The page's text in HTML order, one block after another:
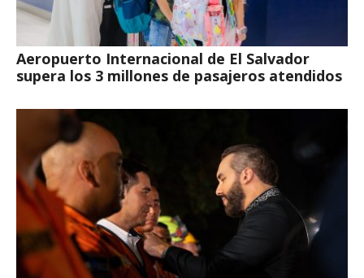
Aeropuerto Internacional de El Salvador
supera los 3 millones de pasajeros atendidos